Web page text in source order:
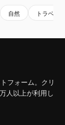
自然 トラベル
フォーム。クリ
人以上が利用し